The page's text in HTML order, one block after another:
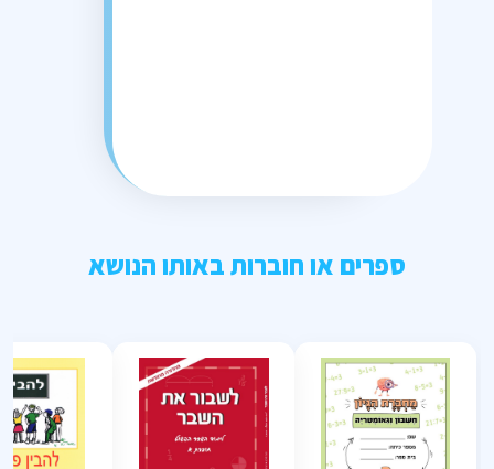
ספרים או חוברות באותו הנושא